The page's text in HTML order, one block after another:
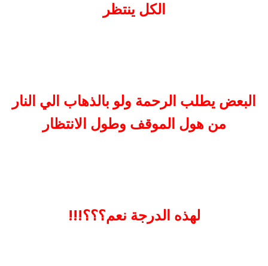
الكل ينتظر
البعض يطلب الرحمة ولو بالذهاب الي النار
من هول الموقف وطول الانتظار
لهذه الدرجة نعم؟؟؟!!!